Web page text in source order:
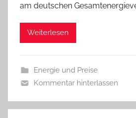
am deutschen
Weiterlesen
Energie und Preise
Kommentar hinterlassen